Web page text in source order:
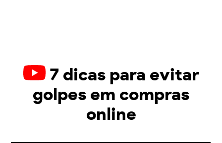
7 dicas para evitar
golpes em compras
online